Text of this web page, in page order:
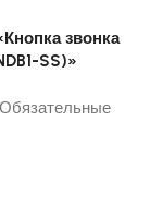
звонка
SS)»
Обязательные